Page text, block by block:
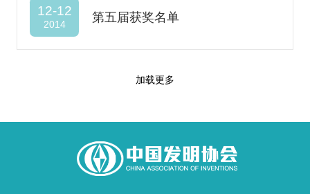
12-12
2014
第五届获奖名单
加载更多